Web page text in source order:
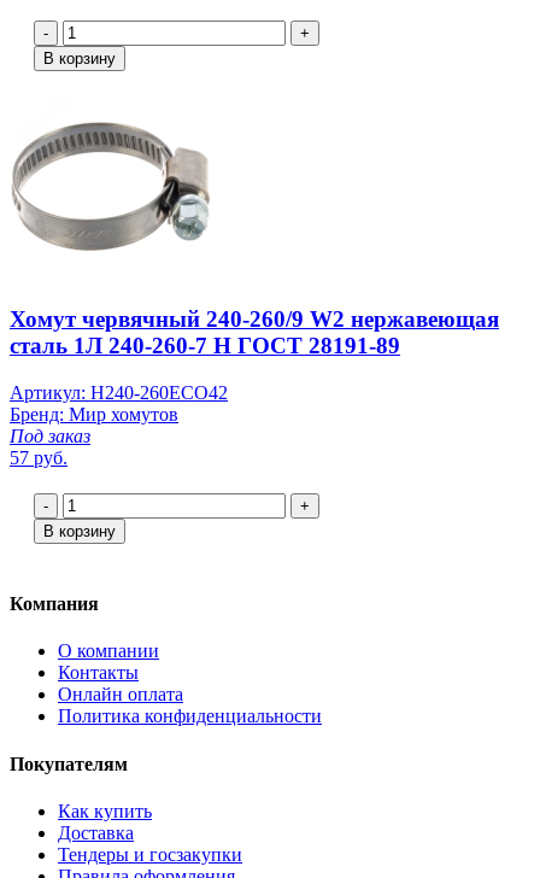
-
+
В корзину
Хомут червячный 240-260/9 W2 нержавеющая
сталь 1Л 240-260-7 Н ГОСТ 28191-89
Артикул: H240-260ECO42
Бренд: Мир хомутов
Под заказ
57 руб.
-
+
В корзину
Компания
О компании
Контакты
Онлайн оплата
Политика конфиденциальности
Покупателям
Как купить
Доставка
Тендеры и госзакупки